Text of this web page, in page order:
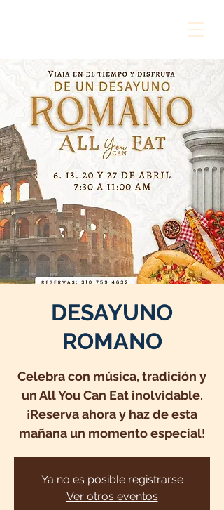
DESAYUNO
ROMANO
Celebra con música, tradición y
un All You Can Eat inolvidable.
¡Reserva ahora y haz de esta
mañana un momento especial!
Ya no es posible registrarse
Ver otros eventos